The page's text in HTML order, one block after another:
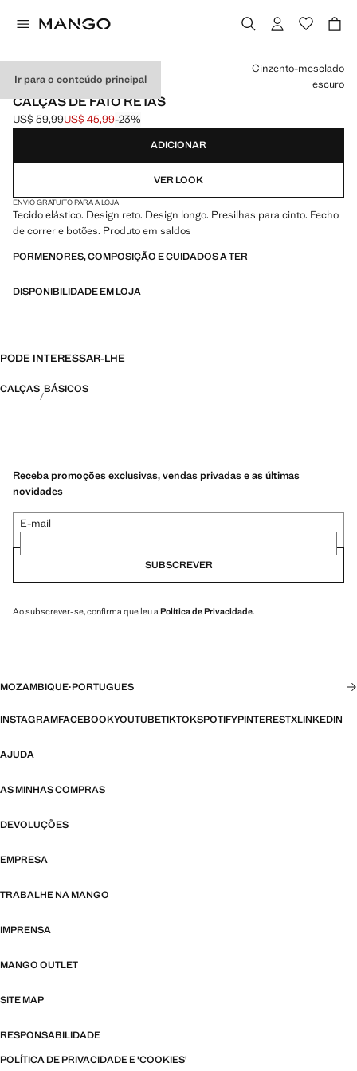
Ir para o conteúdo principal
CALÇAS DE FATO RETAS
Preço inicial riscado [US$ 59,99 ]
US$ 59,99
Preço atual [US$ 45,99 ]
US$ 45,99-23%
Selecione uma cor
Cinzento-mesclado
escuro
ADICIONAR
VER LOOK
ENVIO GRATUITO PARA A LOJA
Tecido elástico. Design reto. Design longo. Presilhas para cinto. Fecho
de correr e botões. Produto em saldos
PORMENORES, COMPOSIÇÃO E CUIDADOS A TER
DISPONIBILIDADE EM LOJA
PODE INTERESSAR-LHE
CALÇAS BÁSICOS
Receba promoções exclusivas, vendas privadas e as últimas
novidades
E-mail
SUBSCREVER
Ao subscrever-se, confirma que leu a Política de Privacidade.
MOZAMBIQUE·PORTUGUES
INSTAGRAMFACEBOOKYOUTUBETIKTOKSPOTIFYPINTERESTXLINKEDIN
AJUDA
AS MINHAS COMPRAS
DEVOLUÇÕES
EMPRESA
TRABALHE NA MANGO
IMPRENSA
MANGO OUTLET
SITE MAP
RESPONSABILIDADE
POLÍTICA DE PRIVACIDADE E 'COOKIES'